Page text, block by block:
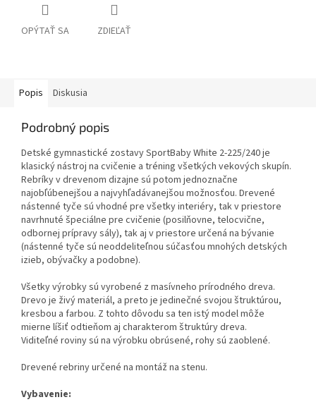
OPÝTAŤ SA ZDIEĽAŤ
Popis Diskusia
Podrobný popis
Detské gymnastické zostavy SportBaby White 2-225/240 je
klasický nástroj na cvičenie a tréning všetkých vekových skupín.
Rebríky v drevenom dizajne sú potom jednoznačne
najobľúbenejšou a najvyhľadávanejšou možnosťou. Drevené
nástenné tyče sú vhodné pre všetky interiéry, tak v priestore
navrhnuté špeciálne pre cvičenie (posilňovne, telocvične,
odbornej prípravy sály), tak aj v priestore určená na bývanie
(nástenné tyče sú neoddeliteľnou súčasťou mnohých detských
izieb, obývačky a podobne).
Všetky výrobky sú vyrobené z masívneho prírodného dreva.
Drevo je živý materiál, a preto je jedinečné svojou štruktúrou,
kresbou a farbou. Z tohto dôvodu sa ten istý model môže
mierne líšiť odtieňom aj charakterom štruktúry dreva.
Viditeľné roviny sú na výrobku obrúsené, rohy sú zaoblené.
Drevené rebriny určené na montáž na stenu.
Vybavenie: